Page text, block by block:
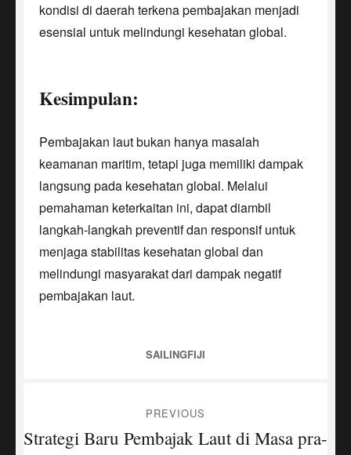
kondisi di daerah terkena pembajakan menjadi
esensial untuk melindungi kesehatan global.
Kesimpulan:
Pembajakan laut bukan hanya masalah
keamanan maritim, tetapi juga memiliki dampak
langsung pada kesehatan global. Melalui
pemahaman keterkaitan ini, dapat diambil
langkah-langkah preventif dan responsif untuk
menjaga stabilitas kesehatan global dan
melindungi masyarakat dari dampak negatif
pembajakan laut.
CATEGORIES
SAILINGFIJI
navigation
PREVIOUS
Previous
Strategi Baru Pembajak Laut di Masa pra-